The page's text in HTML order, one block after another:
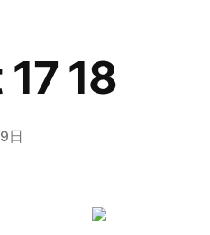
18
日